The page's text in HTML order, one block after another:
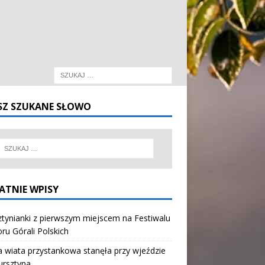
SZUKANE SŁOWO
WPISY
z pierwszym miejscem na Festiwalu
Górali Polskich
wiata przystankowa stanęła przy wjeździe